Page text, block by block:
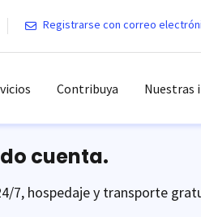
Registrarse con correo
Contribuya Nuestras
cuenta.
7, hospedaje y transporte